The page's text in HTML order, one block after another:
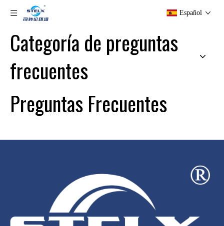
Español
Categoría de preguntas
frecuentes
Preguntas Frecuentes